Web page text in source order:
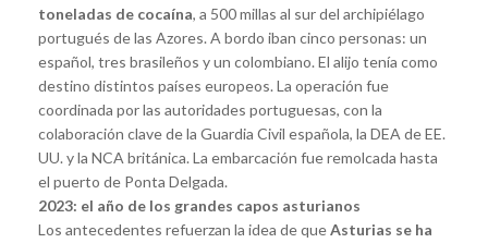
toneladas de cocaína, a 500 millas al sur del archipiélago
portugués de las Azores. A bordo iban cinco personas: un
español, tres brasileños y un colombiano. El alijo tenía como
destino distintos países europeos. La operación fue
coordinada por las autoridades portuguesas, con la
colaboración clave de la Guardia Civil española, la DEA de EE.
UU. y la NCA británica. La embarcación fue remolcada hasta
el puerto de Ponta Delgada.
2023: el año de los grandes capos asturianos
Los antecedentes refuerzan la idea de queAsturias se ha